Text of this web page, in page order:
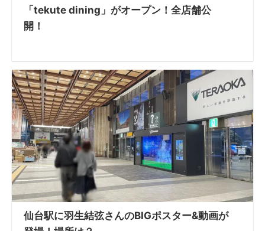
「tekute dining」がオープン！全店舗公
開！
仙台駅に羽生結弦さんのBIGポスター&動画が